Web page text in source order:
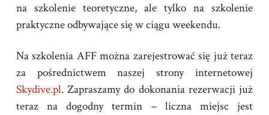
na szkolenie teoretyczne, ale tylko na szkolenie
praktyczne odbywające się w ciągu weekendu.
Na szkolenia AFF można zarejestrować się już teraz
za pośrednictwem naszej strony internetowej
Skydive.pl. Zapraszamy do dokonania rezerwacji już
teraz na dogodny termin – liczna miejsc jest